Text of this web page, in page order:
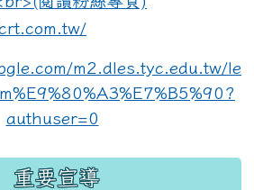
link to https://
重要宣導